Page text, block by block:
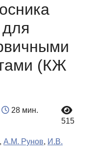
(КЖ
28 мин.
515
, А.М. Рунов, И.В.